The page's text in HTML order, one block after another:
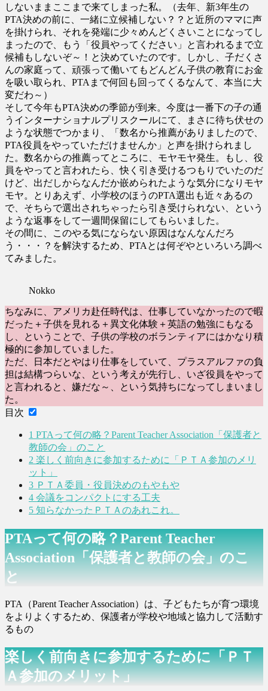
しないままここまで来てしまった私。（去年、新3年生の
PTA決めの前に、一緒に立候補しない？？と近所のママに声
を掛けられ、それを発端に少々めんどくさいことになってし
まったので、もう「役員やってください」と言われるまで立
候補もしないぞ～！と決めていたのです。しかし、子だくさ
んの家庭って、頑張って働いてもどんどん子供の教育にお金
を吸い取られ、PTAまで何回も回ってくるなんて、本当に大
変だわ～）
そして今年もPTA決めの季節が到来。今度は一番下の子の通
うインターナショナルプリスクールにて、まさに待ち伏せの
ような状態でつかまり、「数名から推薦がありましたので、
PTA役員をやっていただけませんか」と声を掛けられまし
た。数名からの推薦ってところに、モヤモヤ発生。もし、役
員をやってと言われたら、快く引き受けるつもりでいたのだ
けど、出だしからなんだか嵌められたような気分になりモヤ
モヤ。とりあえず、小学校のほうのPTA選出も近々あるの
で、そちらで選出されちゃったら引き受けられない、という
ような返事をして一週間保留にしてもらいました。
その間に、このやる気にならない原因はなんなんだろ
う・・・？を解決するため、PTAとは何ぞやといろいろ調べ
てみました。
Nokko
ちなみに、アメリカ赴任時代は、仕事していなかったので暇
だった＋子供を見れる＋異文化体験＋英語の勉強にもなる
し、ということで、子供の学校のボランティアにはかなり積
極的に参加していました。
ただ、日本だとやはり仕事をしていて、プラスアルファの負
担は結構つらいな、という考えが先行し、いざ役員をやって
と言われると、嫌だな～、という気持ちになってしまいまし
た。
目次
1 PTAって何の略？Parent Teacher Association「保護者と
教師の会」のこと
2 楽しく前向きに参加するために「ＰＴＡ参加のメリ
ット」
3 ＰＴＡ委員・役員決めのもやもや
4 会議をコンパクトにする工夫
5 知らなかったＰＴＡのあれこれ。
PTAって何の略？Parent Teacher
Association「保護者と教師の会」のこ
と
PTA（Parent Teacher Association）は、子どもたちが育つ環境
をよりよくするため、保護者が学校や地域と協力して活動す
るもの
楽しく前向きに参加するために「ＰＴ
Ａ参加のメリット」